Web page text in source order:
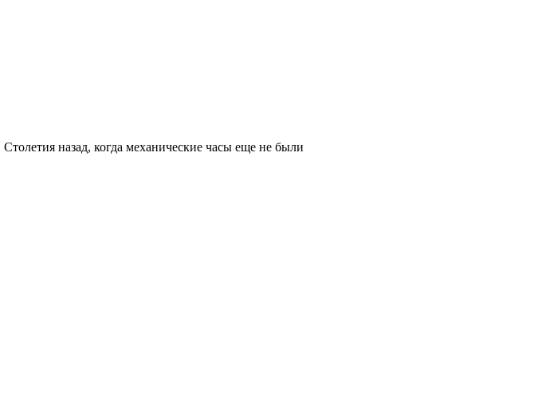
назад, когда механические часы еще не были